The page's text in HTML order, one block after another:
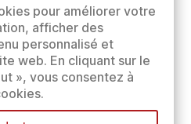
pour améliorer votre
afficher des
personnalisé et
web. En cliquant sur le
», vous consentez à